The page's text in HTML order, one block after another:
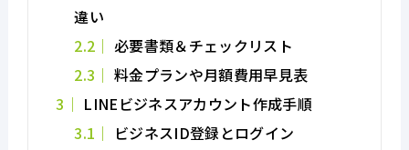
違い
2.2
必要書類＆チェックリスト
2.3
料金プランや月額費用早見表
3
LINEビジネスアカウント作成手順
3.1
ビジネスID登録とログイン